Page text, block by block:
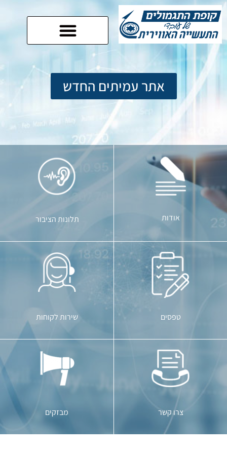
אתר עמיתים החדש
אודות תלונות הציבור
טפסים שירות לקוחות
צרו קשר מבזקים